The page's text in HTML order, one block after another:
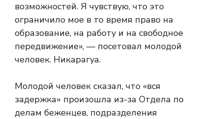
возможностей. Я чувствую, что это
ограничило мое в то время право на
образование, на работу и на свободное
передвижение», — посетовал молодой
человек. Никарагуа.
Молодой человек сказал, что «вся
задержка» произошла из-за Отдела по
делам беженцев, подразделения